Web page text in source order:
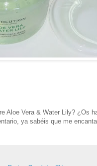
Aloe Vera & Water Lily? ¿Os
ya sabéis que me